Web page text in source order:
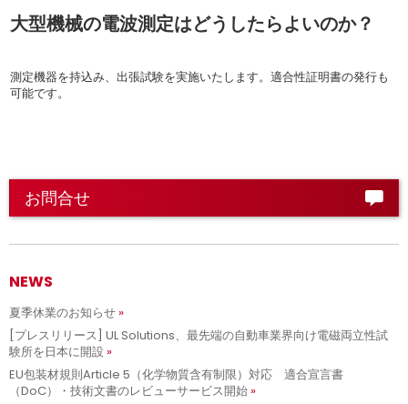
大型機械の電波測定はどうしたらよいのか？
測定機器を持込み、出張試験を実施いたします。適合性証明書の発行も
可能です。
お問合せ
NEWS
夏季休業のお知らせ
[プレスリリース] UL Solutions、最先端の自動車業界向け電磁両立性試
験所を日本に開設
EU包装材規則Article 5（化学物質含有制限）対応 適合宣言書
（DoC）・技術文書のレビューサービス開始